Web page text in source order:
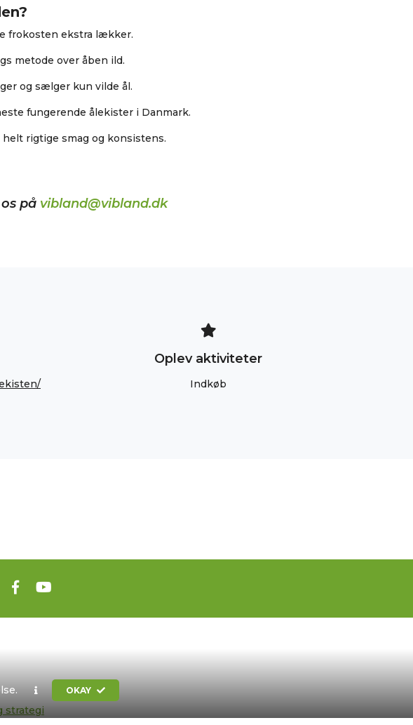
OKAY
frokosten ekstra lækker.
metode over åben ild.
og sælger kun vilde ål.
fungerende ålekister i Danmark.
rigtige smag og konsistens.
på vibland@vibland.dk
Oplev aktiviteter
Indkøb
strategi